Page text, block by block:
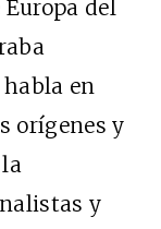
del
en
orígenes y
y